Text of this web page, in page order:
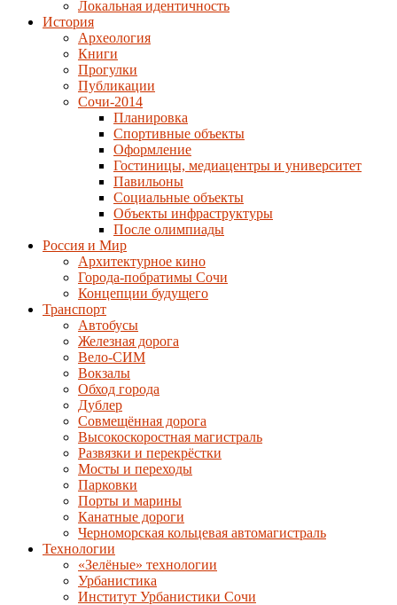
Локальная идентичность
История
Археология
Книги
Прогулки
Публикации
Сочи-2014
Планировка
Спортивные объекты
Оформление
Гостиницы, медиацентры и университет
Павильоны
Социальные объекты
Объекты инфраструктуры
После олимпиады
Россия и Мир
Архитектурное кино
Города-побратимы Сочи
Концепции будущего
Транспорт
Автобусы
Железная дорога
Вело-СИМ
Вокзалы
Обход города
Дублер
Совмещённая дорога
Высокоскоростная магистраль
Развязки и перекрёстки
Мосты и переходы
Парковки
Порты и марины
Канатные дороги
Черноморская кольцевая автомагистраль
Технологии
«Зелёные» технологии
Урбанистика
Институт Урбанистики Сочи